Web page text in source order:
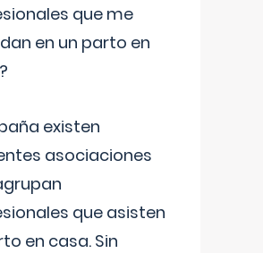
que me
en un parto en
existen
asociaciones
que asisten
en casa. Sin